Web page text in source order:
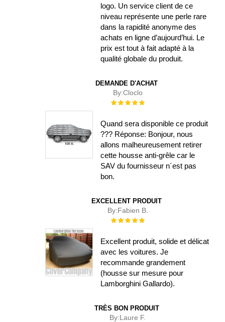
logo. Un service client de ce
niveau représente une perle rare
dans la rapidité anonyme des
achats en ligne d’aujourd’hui. Le
prix est tout à fait adapté à la
qualité globale du produit.
DEMANDE D'ACHAT
By:Cloclo
Évaluation :
Quand sera disponible ce produit
??? Réponse: Bonjour, nous
allons malheureusement retirer
cette housse anti-grêle car le
SAV du fournisseur n´est pas
bon.
EXCELLENT PRODUIT
By:Fabien B.
Évaluation :
Excellent produit, solide et délicat
avec les voitures. Je
recommande grandement
(housse sur mesure pour
Lamborghini Gallardo).
TRÈS BON PRODUIT
By:Laure F.